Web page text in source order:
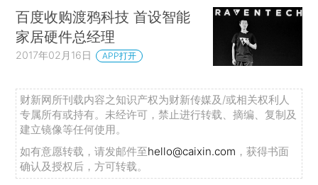
百度收购渡鸦科技 首设智能
家居硬件总经理
2017年02月16日 APP打开
财新网所刊载内容之知识产权为财新传媒及/或相关权利人
专属所有或持有。未经许可，禁止进行转载、摘编、复制及
建立镜像等任何使用。
如有意愿转载，请发邮件至hello@caixin.com ，获得书面
确认及授权后，方可转载。